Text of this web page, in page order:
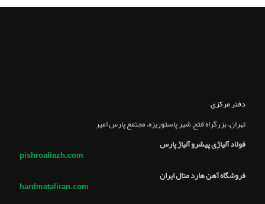
دفتر مرکزی
تهران، بزرگراه فتح, شير پاستوريزه، مجتمع پارس امير
فولاد آلیاژی پیشرو آلیاژ پارس
pishroaliazh.com
فروشگاه آهن هارد متال ایران
hardmetaliran.com